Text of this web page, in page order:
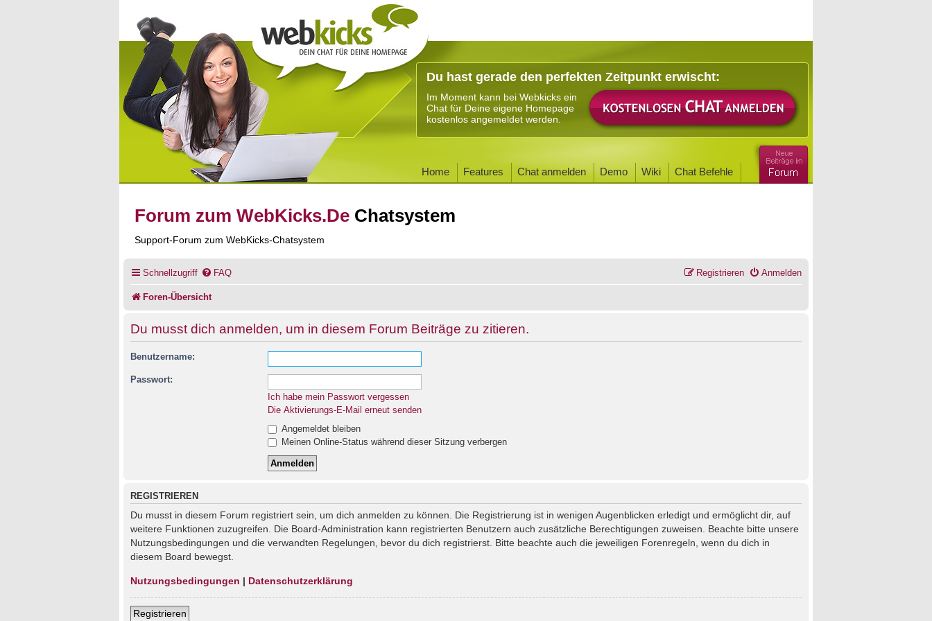
Du hast gerade den perfekten Zeitpunkt erwischt:
Im Moment kann bei Webkicks ein
Chat für Deine eigene Homepage
kostenlos angemeldet werden.
Home Features Chat anmelden Demo Wiki Chat Befehle
Forum zum WebKicks.De Chatsystem
Support-Forum zum WebKicks-Chatsystem
Schnellzugriff FAQ Anmelden
Registrieren
Foren-Übersicht
Du musst dich anmelden, um in diesem Forum Beiträge zu zitieren.
Benutzername:
Passwort:
Ich habe mein Passwort vergessen
Die Aktivierungs-E-Mail erneut senden
Angemeldet bleiben
Meinen Online-Status während dieser Sitzung verbergen
REGISTRIEREN
Du musst in diesem Forum registriert sein, um dich anmelden zu können. Die Registrierung ist in wenigen Augenblicken erledigt und ermöglicht dir, auf
weitere Funktionen zuzugreifen. Die Board-Administration kann registrierten Benutzern auch zusätzliche Berechtigungen zuweisen. Beachte bitte unsere
Nutzungsbedingungen und die verwandten Regelungen, bevor du dich registrierst. Bitte beachte auch die jeweiligen Forenregeln, wenn du dich in
diesem Board bewegst.
Nutzungsbedingungen | Datenschutzerklärung
Registrieren